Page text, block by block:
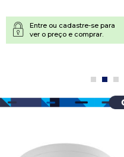
Entre ou cadastre-se para
ver o preço e comprar.